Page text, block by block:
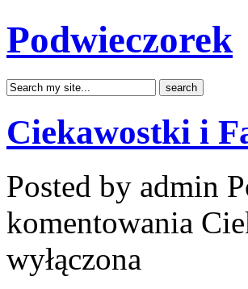
Podwieczorek
Ciekawostki i
Posted by admin
komentowania
wyłączona